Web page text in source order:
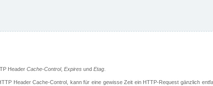
Header Cache-Control, Expires und Etag.
Header Cache-Control, kann für eine gewisse Zeit ein HTTP-Request gänzlich